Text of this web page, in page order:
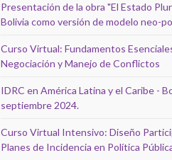
Presentación de la obra "El Estado
Bolivia como versión de modelo neo-
Curso Virtual: Fundamentos
Negociación y Manejo de Conflictos
IDRC en América Latina y el Caribe -
septiembre 2024.
Curso Virtual Intensivo: Diseño
Planes de Incidencia en Política